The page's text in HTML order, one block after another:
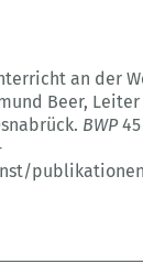
an der
Beer, Leiter
BWP45